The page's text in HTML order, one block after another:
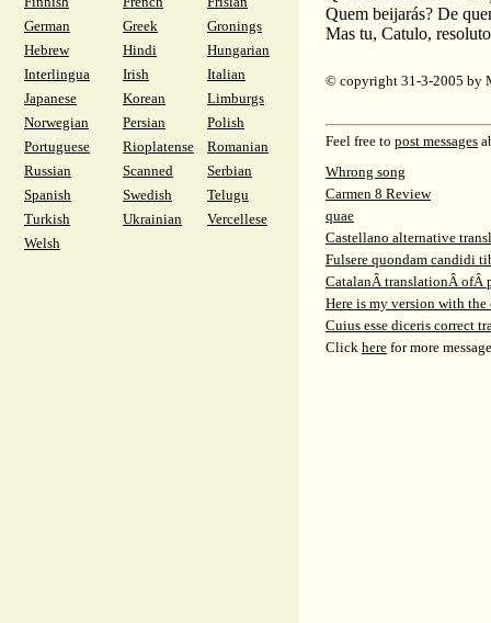
German
Greek
Gronings
Hebrew
Hindi
Hungarian
Interlingua
Irish
Italian
Japanese
Korean
Limburgs
Norwegian
Persian
Polish
Portuguese
Rioplatense
Romanian
Russian
Scanned
Serbian
Spanish
Swedish
Telugu
Turkish
Ukrainian
Vercellese
Welsh
Quem beijarás? De
Mas tu, Catulo,
© copyright 31-3-2005 by
Feel free to post messages
Whrong song
Carmen 8 Review
quae
Castellano alternative
Fulsere quondam candidi
CatalanÂ translationÂ ofÂ
Here is my version with
Cuius esse diceris correct
Click here for more